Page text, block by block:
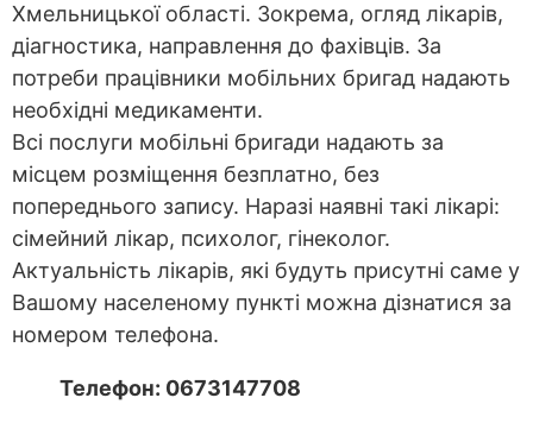
Хмельницької області. Зокрема, огляд лікарів,
діагностика, направлення до фахівців. За
потреби працівники мобільних бригад надають
необхідні медикаменти.
Всі послуги мобільні бригади надають за
місцем розміщення безплатно, без
попереднього запису. Наразі наявні такі лікарі:
сімейний лікар, психолог, гінеколог.
Актуальність лікарів, які будуть присутні саме у
Вашому населеному пункті можна дізнатися за
номером телефона.
Телефон: 0673147708